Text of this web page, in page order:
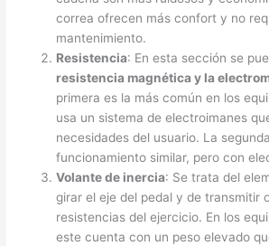
correa ofrecen más confort y no
mantenimiento.
Resistencia: En esta sección se
resistencia magnética y la
primera es la más común en los
usa un sistema de electroimanes
necesidades del usuario. La
funcionamiento similar, pero con
Volante de inercia: Se trata del
girar el eje del pedal y de transmitir
resistencias del ejercicio. En los
este cuenta con un peso elevado